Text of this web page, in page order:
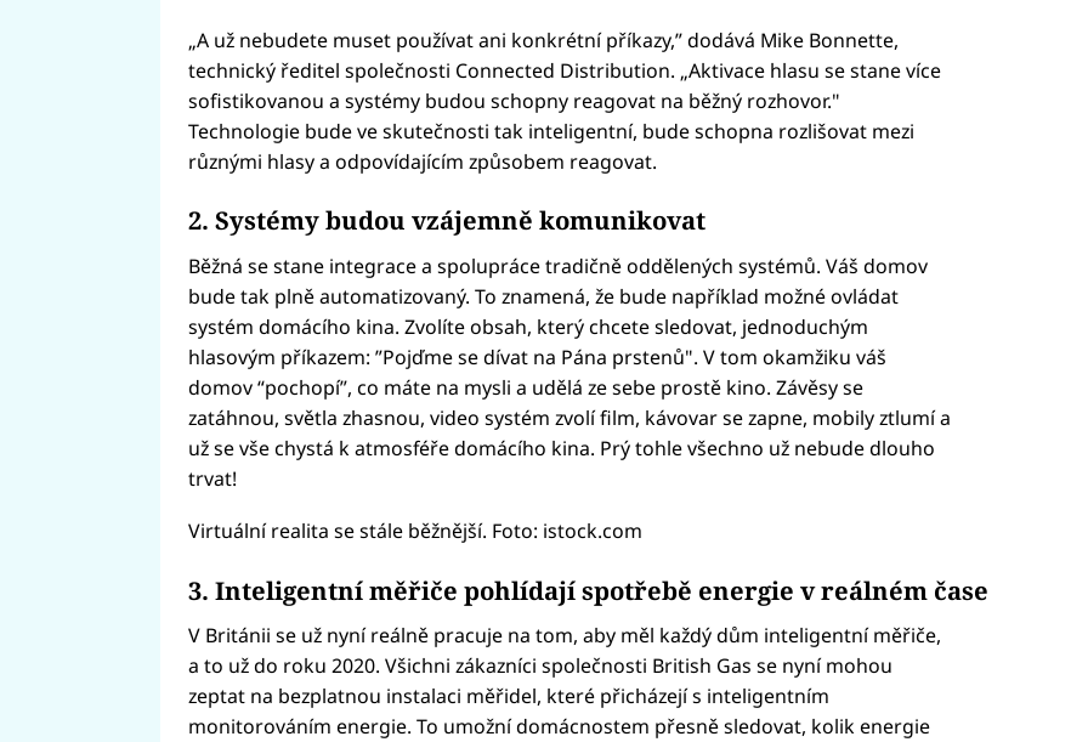
„A už nebudete muset používat ani konkrétní příkazy,” dodává Mike Bonnette,
technický ředitel společnosti Connected Distribution. „Aktivace hlasu se stane více
sofistikovanou a systémy budou schopny reagovat na běžný rozhovor."
Technologie bude ve skutečnosti tak inteligentní, bude schopna rozlišovat mezi
různými hlasy a odpovídajícím způsobem reagovat.
2. Systémy budou vzájemně komunikovat
Běžná se stane integrace a spolupráce tradičně oddělených systémů. Váš domov
bude tak plně automatizovaný. To znamená, že bude například možné ovládat
systém domácího kina. Zvolíte obsah, který chcete sledovat, jednoduchým
hlasovým příkazem: ”Pojďme se dívat na Pána prstenů". V tom okamžiku váš
domov “pochopí”, co máte na mysli a udělá ze sebe prostě kino. Závěsy se
zatáhnou, světla zhasnou, video systém zvolí film, kávovar se zapne, mobily ztlumí a
už se vše chystá k atmosféře domácího kina. Prý tohle všechno už nebude dlouho
trvat!
Virtuální realita se stále běžnější. Foto: istock.com
3. Inteligentní měřiče pohlídají spotřebě energie v reálném čase
V Británii se už nyní reálně pracuje na tom, aby měl každý dům inteligentní měřiče,
a to už do roku 2020. Všichni zákazníci společnosti British Gas se nyní mohou
zeptat na bezplatnou instalaci měřidel, které přicházejí s inteligentním
monitorováním energie. To umožní domácnostem přesně sledovat, kolik energie